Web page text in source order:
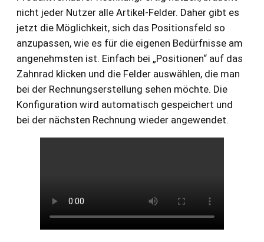
nicht jeder Nutzer alle Artikel-Felder. Daher gibt es
jetzt die Möglichkeit, sich das Positionsfeld so
anzupassen, wie es für die eigenen Bedürfnisse am
angenehmsten ist. Einfach bei „Positionen“ auf das
Zahnrad klicken und die Felder auswählen, die man
bei der Rechnungserstellung sehen möchte. Die
Konfiguration wird automatisch gespeichert und
bei der nächsten Rechnung wieder angewendet.